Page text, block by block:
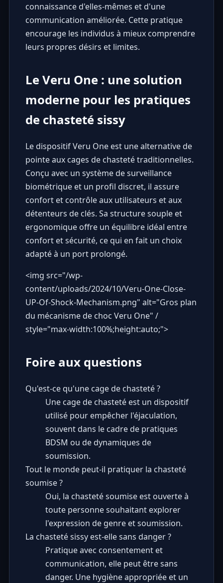
connaissance d'elles-mêmes et d'une
communication améliorée. Cette pratique
encourage les individus à mieux comprendre
leurs propres désirs et limites.
Le Veru One : une solution
moderne pour les pratiques
de chasteté sissy
Le dispositifVeru Oneest une alternative de
pointe aux cages de chasteté traditionnelles.
Conçu avec un système de surveillance
biométrique et un profil discret, il assure
confort et contrôle aux utilisateurs et aux
détenteurs de clés. Sa structure souple et
ergonomique offre un équilibre idéal entre
confort et sécurité, ce qui en fait un choix
adapté à un port prolongé.
<img src="/wp-
content/uploads/2024/10/Veru-One-Close-
UP-Of-Shock-Mechanism.png" alt="Gros plan
du mécanisme de choc Veru One" /
style="max-width:100%;height:auto;">
Foire aux questions
Qu'est-ce qu'une cage de chasteté ?
Une cage de chasteté est un dispositif
utilisé pour empêcher l'éjaculation,
souvent dans le cadre de pratiques
BDSM ou de dynamiques de
soumission.
Tout le monde peut-il pratiquer la chasteté
soumise ?
Oui, la chasteté soumise est ouverte à
toute personne souhaitant explorer
l'expression de genre et soumission.
La chasteté sissy est-elle sans danger ?
Pratique avec consentement et
communication, elle peut être sans
danger. Une hygiène appropriée et un